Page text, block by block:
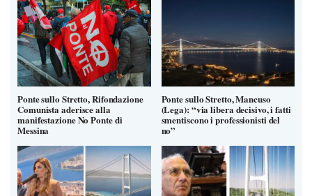
Ponte sullo Stretto, Rifondazione
Comunista aderisce alla
manifestazione No Ponte di
Messina
Ponte sullo Stretto, Mancuso
(Lega): “via libera decisivo, i fatti
smentiscono i professionisti del
no”